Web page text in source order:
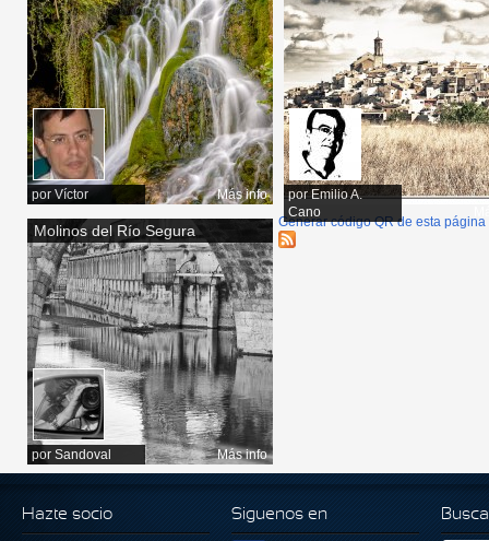
por Víctor Más info porEmilio A.
Cano
Molinos del Río Segura
por Sandoval Más info
Generar código QR de esta página
Hazte socio Siguenos en